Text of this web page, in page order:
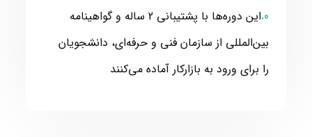
این دوره‌ها با پشتیبانی 2 ساله و گواهینامه
بین‌المللی از سازمان فنی و حرفه‌ای، دانشجویان
را برای ورود به بازارکار آماده می‌کنند